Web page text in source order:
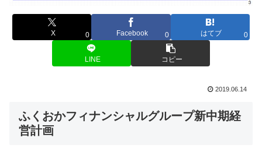
X 0 Facebook 0 はてブ 0
LINE コピー
2019.06.14
ふくおかフィナンシャルグループ新中期経
営計画